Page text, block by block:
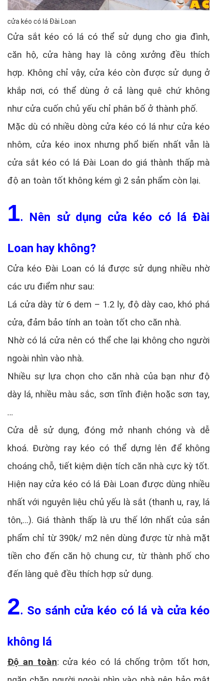
cửa kéo có lá Đài Loan
Cửa sắt kéo có lá có thể sử dụng cho gia đình,
căn hộ, cửa hàng hay là công xưởng đều thích
hợp. Không chỉ vậy, cửa kéo còn được sử dụng ở
khắp nơi, có thể dùng ở cả làng quê chứ không
như cửa cuốn chủ yếu chỉ phân bố ở thành phố.
Mặc dù có nhiều dòng cửa kéo có lá như cửa kéo
nhôm, cửa kéo inox nhưng phổ biến nhất vẫn là
cửa sắt kéo có lá Đài Loan do giá thành thấp mà
độ an toàn tốt không kém gì 2 sản phẩm còn lại.
1. Nên sử dụng cửa kéo có lá Đài
Loan hay không?
Cửa kéo Đài Loan có lá được sử dụng nhiều nhờ
các ưu điểm như sau:
Lá cửa dày từ 6 dem – 1.2 ly, độ dày cao, khó phá
cửa, đảm bảo tính an toàn tốt cho căn nhà.
Nhờ có lá cửa nên có thể che lại không cho người
ngoài nhìn vào nhà.
Nhiều sự lựa chọn cho căn nhà của bạn như độ
dày lá, nhiều màu sắc, sơn tĩnh điện hoặc sơn tay,
…
Cửa dễ sử dụng, đóng mở nhanh chóng và dễ
khoá. Đường ray kéo có thể dựng lên để không
choáng chỗ, tiết kiệm diện tích căn nhà cực kỳ tốt.
Hiện nay cửa kéo có lá Đài Loan được dùng nhiều
nhất với nguyên liệu chủ yếu là sắt (thanh u, ray, lá
tôn,…). Giá thành thấp là ưu thế lớn nhất của sản
phẩm chỉ từ 390k/ m2 nên dùng được từ nhà mặt
tiền cho đến căn hộ chung cư, từ thành phố cho
đến làng quê đều thích hợp sử dụng.
2. So sánh cửa kéo có lá và cửa kéo
không lá
Độ an toàn: cửa kéo có lá chống trộm tốt hơn,